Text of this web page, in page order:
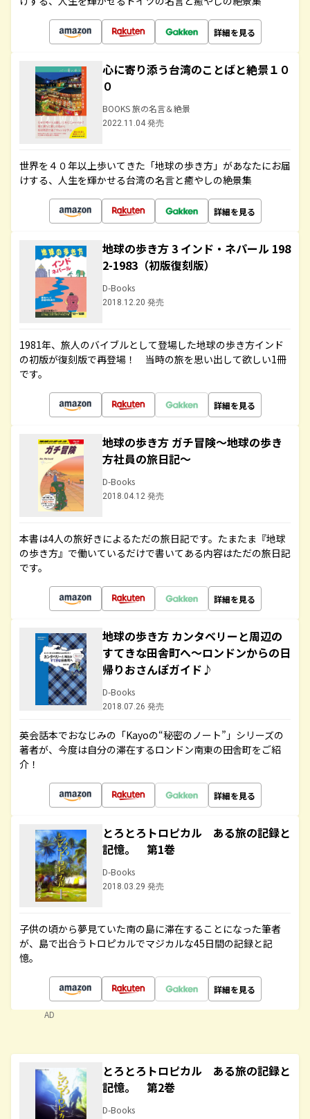
詳細を見る
心に寄り添う台湾のことばと絶景１０
０
BOOKS 旅の名言＆絶景
2022.11.04 発売
世界を４０年以上歩いてきた「地球の歩き方」があなたにお届
けする、人生を輝かせる台湾の名言と癒やしの絶景集
詳細を見る
地球の歩き方 3 インド・ネパール 198
2-1983（初版復刻版）
D-Books
2018.12.20 発売
1981年、旅人のバイブルとして登場した地球の歩き方インド
の初版が復刻版で再登場！ 当時の旅を思い出して欲しい1冊
です。
詳細を見る
地球の歩き方 ガチ冒険～地球の歩き
方社員の旅日記～
D-Books
2018.04.12 発売
本書は4人の旅好きによるただの旅日記です。たまたま『地球
の歩き方』で働いているだけで書いてある内容はただの旅日記
です。
詳細を見る
地球の歩き方 カンタベリーと周辺の
すてきな田舎町へ～ロンドンからの日
帰りおさんぽガイド♪
D-Books
2018.07.26 発売
英会話本でおなじみの「Kayoの“秘密のノート”」シリーズの
著者が、今度は自分の滞在するロンドン南東の田舎町をご紹
介！
詳細を見る
とろとろトロピカル ある旅の記録と
記憶。 第1巻
D-Books
2018.03.29 発売
子供の頃から夢見ていた南の島に滞在することになった筆者
が、島で出合うトロピカルでマジカルな45日間の記録と記
憶。
詳細を見る
AD
とろとろトロピカル ある旅の記録と
記憶。 第2巻
D-Books